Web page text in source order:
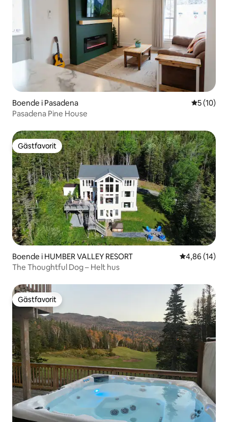
Boende i Pasadena 5 av 5 i
5 (10)
Pasadena Pine House
Gästfavorit
Gästfavorit
Boende i HUMBER VALLEY RESORT 4,86 av 5 i
4,86 (14)
The Thoughtful Dog – Helt hus
Gästfavorit
Gästfavorit